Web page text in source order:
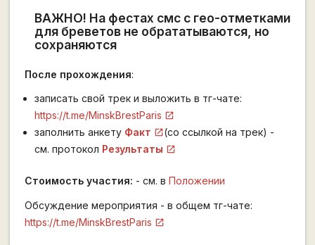
ВАЖНО! На фестах смс c гео-отметками
для бреветов не обрататываются, но
сохраняются
После прохождения:
записать свой трек и выложить в тг-чате:
https://t.me/MinskBrestParis
заполнить анкету Факт
(со ссылкой на трек) -
см. протокол Результаты
Стоимость участия: - см. в Положении
Обсуждение мероприятия - в общем тг-чате:
https://t.me/MinskBrestParis